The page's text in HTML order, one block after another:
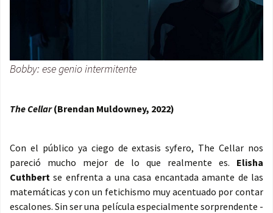
Bobby: ese genio intermitente
The Cellar(Brendan Muldowney, 2022)
Con el público ya ciego de extasis syfero, The Cellar nos
pareció mucho mejor de lo que realmente es. Elisha
Cuthbert se enfrenta a una casa encantada amante de las
matemáticas y con un fetichismo muy acentuado por contar
escalones. Sin ser una película especialmente sorprendente -